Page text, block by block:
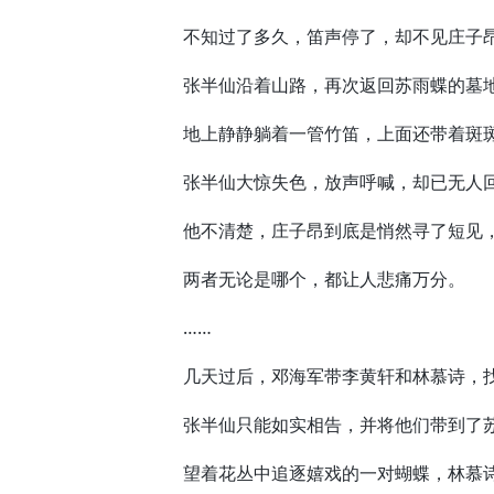
不知过了多久，笛声停了，却不见庄子
张半仙沿着山路，再次返回苏雨蝶的墓
地上静静躺着一管竹笛，上面还带着斑
张半仙大惊失色，放声呼喊，却已无人
他不清楚，庄子昂到底是悄然寻了短见
两者无论是哪个，都让人悲痛万分。
……
几天过后，邓海军带李黄轩和林慕诗，
张半仙只能如实相告，并将他们带到了
望着花丛中追逐嬉戏的一对蝴蝶，林慕